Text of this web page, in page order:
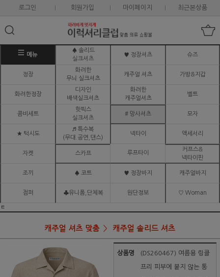
로그인 회원가입 마이페이지 최근본상품
메뉴
♠ 솔리드
실크셔츠
♥ 정장셔츠 슈즈
정장
화려한
무늬 실크셔츠
캐주얼 셔츠 가방&지갑
화려한정장
디자인
배색실크셔츠
화려한
캐주얼셔츠
벨트
콤비세트
핫픽스
실크셔츠
# 망사셔츠 모자
★ 턱시도
♬ 특수복
(무대.공연,댄스)
넥타이 액세서리
자켓 스카프 루프타이
커프스&
넥타이핀
조끼 ♠ 코트 ♥ 정장바지 캐주얼바지
점퍼 ♣유니폼,단체복 원단정보 ♡ Woman
ㅌ
캐주얼 셔츠 맞춤 캐주얼 솔리드 셔츠
상품명 (DS260467) 여름용 링클
프리 피부에 붙지 않는 통